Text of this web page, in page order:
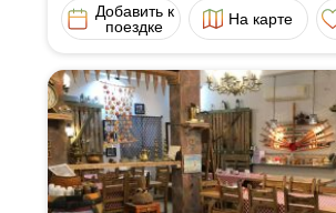
Добавить к
поездке
На карте